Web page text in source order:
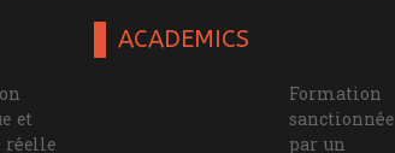
et
réelle
ACADEMICS
Formation
sanctionnée
par un